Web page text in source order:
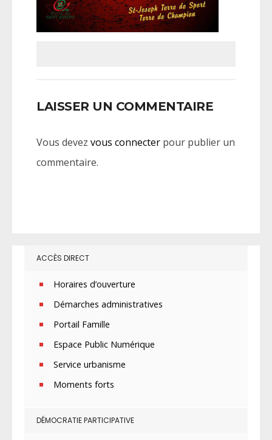
LAISSER UN COMMENTAIRE
Vous devez vous connecter pour publier un
commentaire.
ACCÈS DIRECT
Horaires d’ouverture
Démarches administratives
Portail Famille
Espace Public Numérique
Service urbanisme
Moments forts
DÉMOCRATIE PARTICIPATIVE